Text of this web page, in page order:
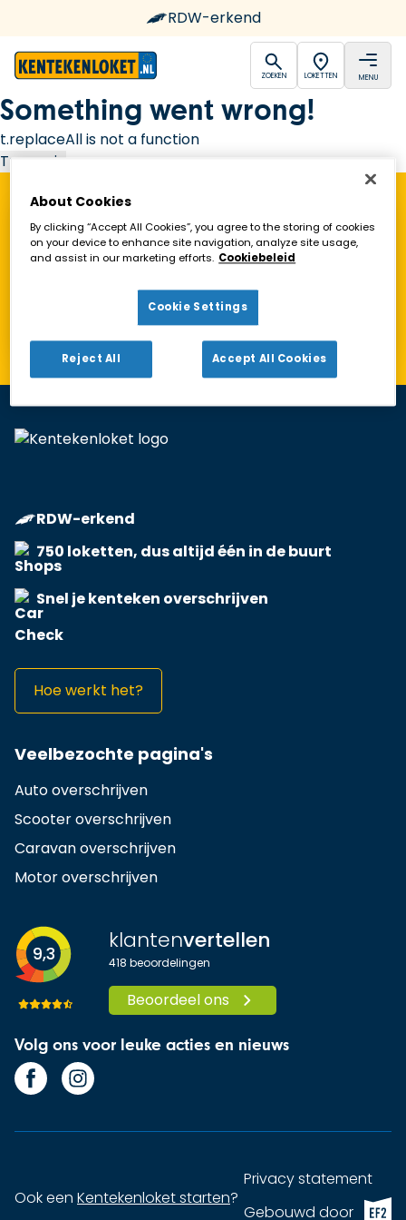
RDW-erkend
open
ZOEKEN LOKETTEN MENU
Something went wrong!
t.replaceAll is not a function
Try again
Vind een Kentekenloket in de buurt!
Toon alleen geopende loketten
RDW-erkend
750 loketten, dus altijd één in de buurt
Snel je kenteken overschrijven
Hoe werkt het?
Veelbezochte pagina's
Auto overschrijven
Scooter overschrijven
Caravan overschrijven
Motor overschrijven
9,3 klantenvertellen
418 beoordelingen
Beoordeel ons
Volg ons voor leuke acties en nieuws
Ook een Kentekenloket starten?
Privacy statement
Gebouwd doorEF2
About Cookies
By clicking “Accept All Cookies”, you agree to the storing of cookies
on your device to enhance site navigation, analyze site usage,
and assist in our marketing efforts. Cookiebeleid
Cookie Settings
Reject All Accept All Cookies